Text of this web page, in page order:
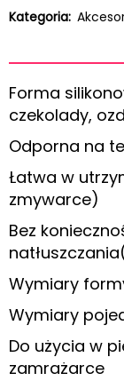
Kategoria:
Forma
czekolady,
Odporna na
Łatwa w
zmywarce)
Bez
Wymiary
Wymiary
Do użycia w
zamrażarce